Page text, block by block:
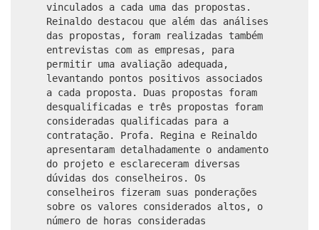
vinculados a cada uma das propostas.
Reinaldo destacou que além das análises
das propostas, foram realizadas também
entrevistas com as empresas, para
permitir uma avaliação adequada,
levantando pontos positivos associados
a cada proposta. Duas propostas foram
desqualificadas e três propostas foram
consideradas qualificadas para a
contratação. Profa. Regina e Reinaldo
apresentaram detalhadamente o andamento
do projeto e esclareceram diversas
dúvidas dos conselheiros. Os
conselheiros fizeram suas ponderações
sobre os valores considerados altos, o
número de horas consideradas